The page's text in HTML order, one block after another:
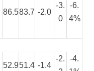
86.583.7 -2.0
-3.
0
-6.
4%
52.951.4 -1.4
-2.
-4.